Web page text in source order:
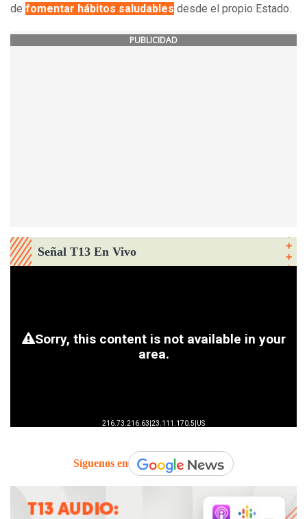
de fomentar hábitos saludables desde el propio Estado.
PUBLICIDAD
Señal T13 En Vivo
Síguenos en